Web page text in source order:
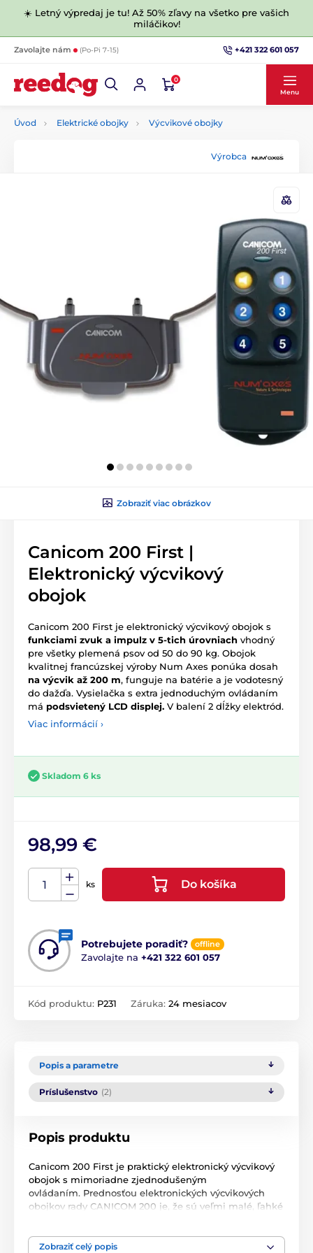
☀️ Letný výpredaj je tu! Až 50% zľavy na všetko pre vašich
miláčikov!
Zavolajte nám (Po-Pi 7-15) +421 322 601 057
0
Menu
Úvod Elektrické obojky Výcvikové obojky
Výrobca
Zobraziť viac obrázkov
Canicom 200 First |
Elektronický výcvikový
obojok
Canicom 200 First je elektronický výcvikový obojok s
funkciami zvuk a impulz v 5-tich úrovniach vhodný
pre všetky plemená psov od 50 do 90 kg. Obojok
kvalitnej francúzskej výroby Num Axes ponúka dosah
na výcvik až 200 m, funguje na batérie a je vodotesný
do dažďa. Vysielačka s extra jednoduchým ovládaním
má podsvietený LCD displej. V balení 2 dĺžky elektród.
Viac informácií ›
Skladom 6 ks
98,99 €
ks Do košíka
Potrebujete poradiť? offline
Zavolajte na +421 322 601 057
Kód produktu: P231 Záruka: 24 mesiacov
Popis a parametre
Príslušenstvo (2)
Popis produktu
Canicom 200 First je praktický elektronický výcvikový
obojok s mimoriadne zjednodušeným
ovládaním. Prednosťou elektronických výcvikových
obojkov rady CANICOM 200 je, že sú veľmi malé, ľahké
drží v ruke. Ergonomický design. Je potreba vziať v
Zobraziť celý popis